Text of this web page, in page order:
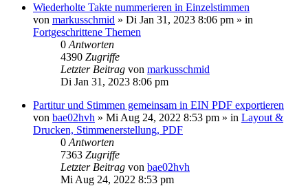
Wiederholte Takte nummerieren in Einzelstimmen
von markusschmid » Di Jan 31, 2023 8:06 pm » in
Fortgeschrittene Themen
0 Antworten
4390 Zugriffe
Letzter Beitrag von markusschmid
Di Jan 31, 2023 8:06 pm
Partitur und Stimmen gemeinsam in EIN PDF exportieren
von bae02hvh » Mi Aug 24, 2022 8:53 pm » in Layout &
Drucken, Stimmenerstellung, PDF
0 Antworten
7363 Zugriffe
Letzter Beitrag von bae02hvh
Mi Aug 24, 2022 8:53 pm